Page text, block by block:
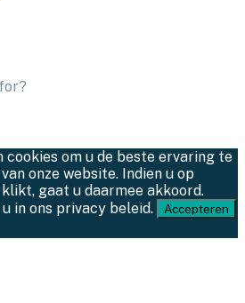
cookies om u de beste ervaring te
onze website. Indien u op
gaat u daarmee akkoord.
in ons privacy beleid.
Accepteren